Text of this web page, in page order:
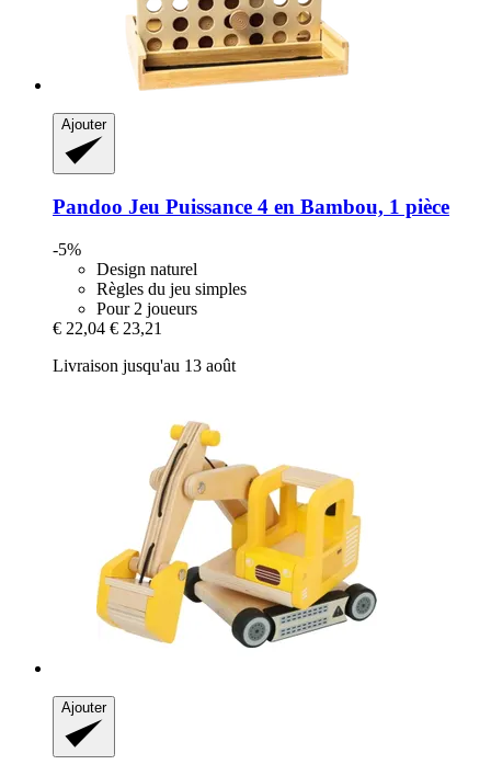
Ajouter
Pandoo Jeu Puissance 4 en Bambou, 1 pièce
-5%
Design naturel
Règles du jeu simples
Pour 2 joueurs
€ 22,04 € 23,21
Livraison jusqu'au 13 août
Ajouter